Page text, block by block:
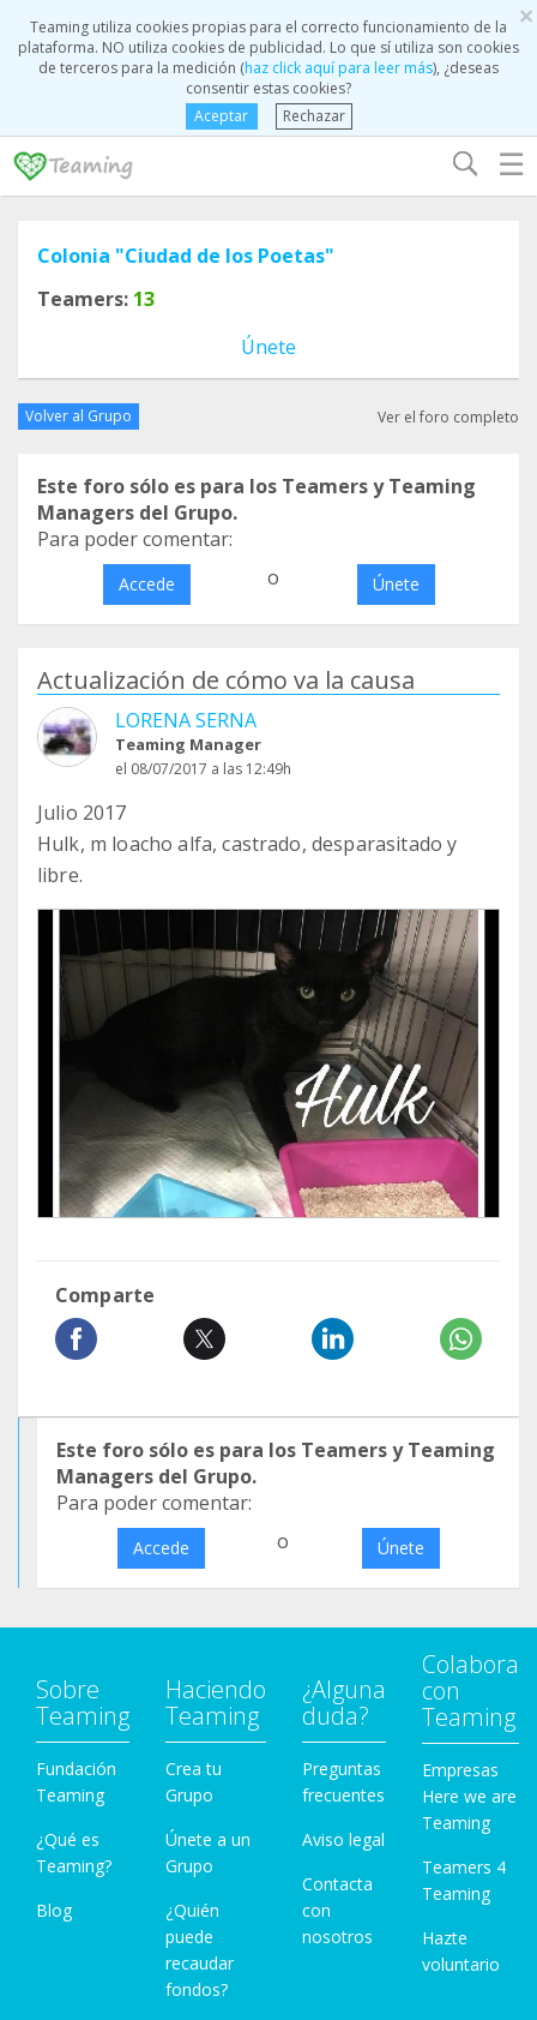
×
Teaming utiliza cookies propias para el correcto funcionamiento de la
plataforma. NO utiliza cookies de publicidad. Lo que sí utiliza son cookies
de terceros para la medición (haz click aquí para leer más), ¿deseas
consentir estas cookies?
Aceptar
Rechazar
☰
Colonia "Ciudad de los Poetas"
Teamers: 13
Únete
Volver al Grupo Ver el foro completo
Este foro sólo es para los Teamers y Teaming
Managers del Grupo.
Para poder comentar:
Accede o Únete
Actualización de cómo va la causa
LORENA SERNA
Teaming Manager
el 08/07/2017 a las 12:49h
Julio 2017
Hulk, m loacho alfa, castrado, desparasitado y
libre.
Comparte
Este foro sólo es para los Teamers y Teaming
Managers del Grupo.
Para poder comentar:
Accede o Únete
Sobre
Teaming
Fundación
Teaming
¿Qué es
Teaming?
Blog
Haciendo
Teaming
Crea tu
Grupo
Únete a un
Grupo
¿Quién
puede
recaudar
fondos?
¿Alguna
duda?
Preguntas
frecuentes
Aviso legal
Contacta
con
nosotros
Colabora
con
Teaming
Empresas
Here we are
Teaming
Teamers 4
Teaming
Hazte
voluntario